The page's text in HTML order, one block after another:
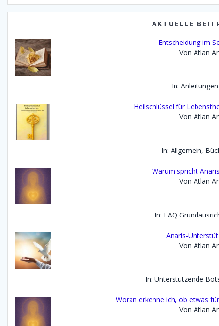
AKTUELLE
Entscheidung im
Von Atlan
In: Anleitungen
Heilschlüssel für
Von Atlan
In: Allgemein,
Warum spricht
Von Atlan
In: FAQ
Anaris-
Von Atlan
In: Unterstützende
Woran erkenne ich, ob etwas
Von Atlan